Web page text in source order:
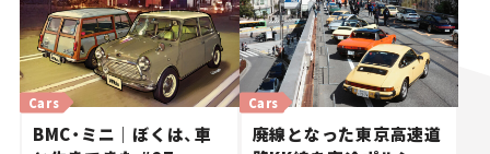
Cars
BMC・ミニ｜ぼくは、車
Cars
廃線となった東京高速道